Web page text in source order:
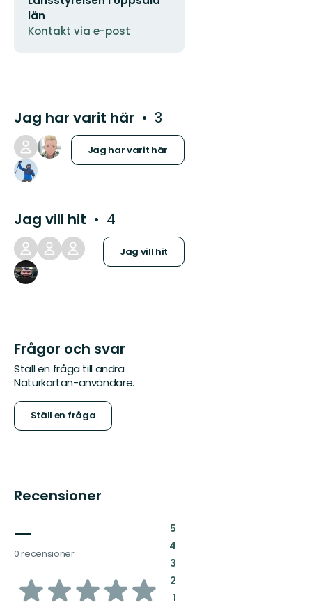
postadress
län
Kontakt via e-post
Jag har varit här 3
Jag har varit här
Jag vill hit 4
Jag vill hit
Frågor och svar
Ställ en fråga till andra
Naturkartan-användare.
Ställ en fråga
Recensioner
—
0 recensioner
av
5:
4:
3:
2:
1: